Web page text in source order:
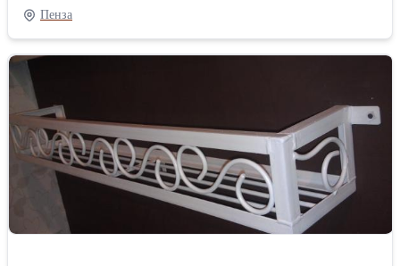
урожая 2023 Холодостойкость Да Засухоустойчивость Да
Ботанические характеристики Высота растений Высокорослые
Лилии – очень нежные и красивые цветы, которые пользуется
большой популярностью среди цветоводов-любителей. Посадка
садовых лилий не отличается сложностью: это многолетнее
растение весьма неприхотливо. Для того чтобы лилия радовала
нас своей красотой и хорошо себя чувствовала в открытом
грунте, требуется правильный уход, и конечно соблюдать
правила размножения, посадки. Подробнее об особенностях
посадки и ухода за лилиями читайте в статье на сайте.
Пенза